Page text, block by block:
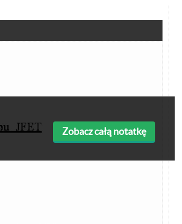
Zobacz całą notatkę